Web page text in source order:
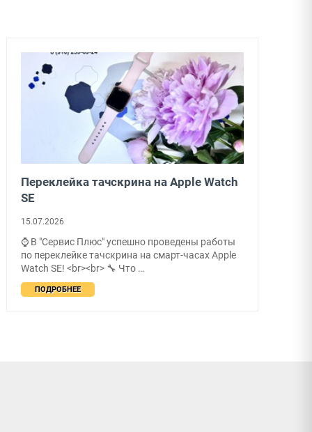
Переклейка тачскрина на Apple Watch
SE
15.07.2026
⌚ В "Сервис Плюс" успешно проведены работы
по переклейке тачскрина на смарт-часах Apple
Watch SE! <br><br> 🔧 Что …
ПОДРОБНЕЕ